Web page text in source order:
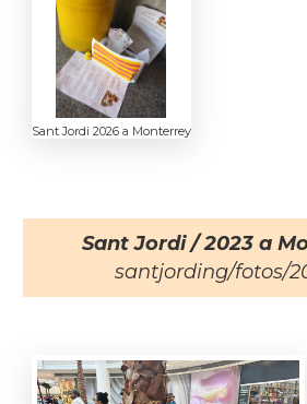
Sant Jordi 2026 a Monterrey
Sant Jordi / 2023 a
santjording/fotos/